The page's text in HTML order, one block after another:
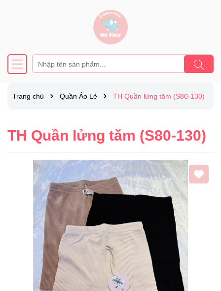
Trang chủ Quần Áo Lẻ TH Quần lửng tăm (S80-130)
TH Quần lửng tăm (S80-130)